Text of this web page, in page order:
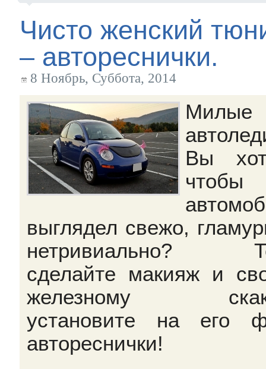
Чисто женский
– автореснички.
8 Ноябрь, Суббота, 2014
Милые
Вы
чтобы
выглядел свежо,
нетривиально?
сделайте макияж и
железному
установите на его
автореснички!